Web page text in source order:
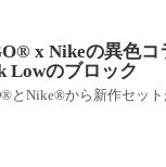
x Nikeの異色コ
Lowのブロック
とNike®から新作セッ